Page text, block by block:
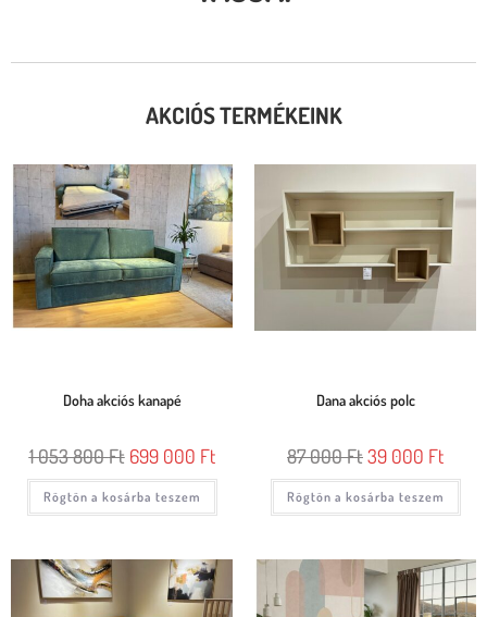
AKCIÓS TERMÉKEINK
Doha akciós kanapé
1 053 800Ft 699 000 Ft
Rögtön a kosárba teszem
Dana akciós polc
87 000Ft39 000 Ft
Rögtön a kosárba teszem